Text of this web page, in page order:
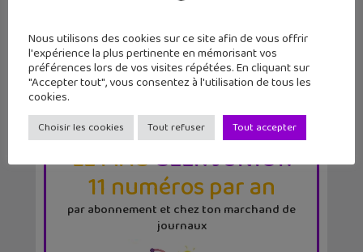
LE MAGGEEK JUNIOR
11 numéros par an
par abonnement et chez ton marchand de
journaux
Nous utilisons des cookies sur ce site afin de vous offrir
l'expérience la plus pertinente en mémorisant vos
préférences lors de vos visites répétées. En cliquant sur
"Accepter tout", vous consentez à l'utilisation de tous les
cookies.
Choisir les cookies Tout refuser Tout accepter